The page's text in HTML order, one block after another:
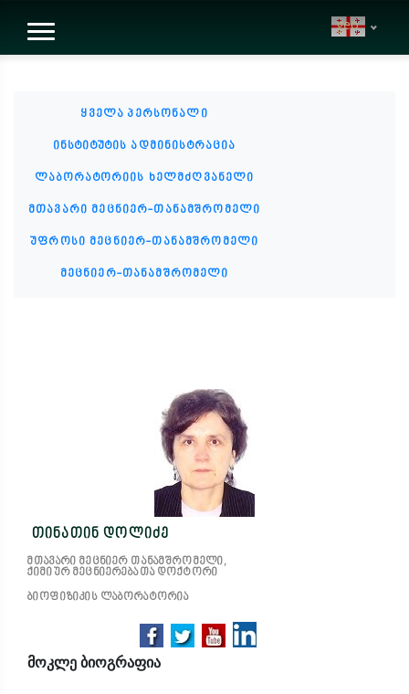
geo
ყველა პერსონალი
ინსტიტუტის ადმინისტრაცია
ლაბორატორიის ხელმძღვანელი
მთავარი მეცნიერ-თანამშრომელი
უფროსი მეცნიერ-თანამშრომელი
მეცნიერ-თანამშრომელი
თინათინ დოლიძე
მთავარი მეცნიერ თანამშრომელი,
ქიმიურ მეცნიერებათა დოქტორი
ბიოფიზიკის ლაბორატორია
მოკლე ბიოგრაფია